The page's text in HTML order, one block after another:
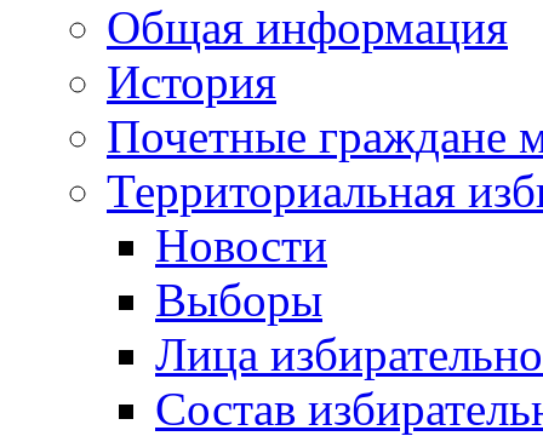
Общая информация
История
Почетные граждане
Территориальная
Новости
Выборы
Лица
Состав